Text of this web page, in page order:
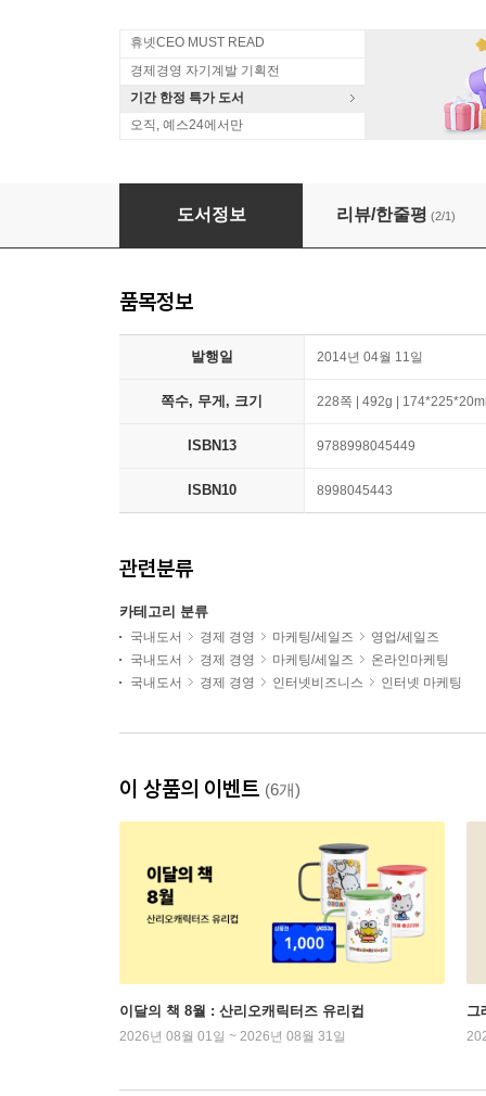
휴넷CEO MUST READ
경제경영 자기계발 기획전
기간 한정 특가 도서
오직, 예스24에서만
유튜브 마케팅 가이드
도서정보 리뷰/한줄평 (2/1)
품목정보
발행일 2014년 04월 11일
쪽수, 무게, 크기 228쪽 | 492g |
ISBN13 9788998045449
ISBN10 8998045443
관련분류
카테고리 분류
국내도서 경제 경영 마케팅/세일즈
영업/세일즈
국내도서
경제 경영 마케팅/세일즈
온라인마케팅
국내도서
경제 경영 인터넷비즈니스 인터넷 마케팅
이 상품의 이벤트 (6개)
이달의 책 8월 : 산리오캐릭터즈 유리컵
2026년 08월 01일 ~ 2026년 08월 31일
그